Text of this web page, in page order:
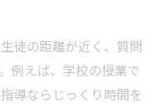
徒の距離が近く、質問
例えば、学校の授業で
導ならじっくり時間を